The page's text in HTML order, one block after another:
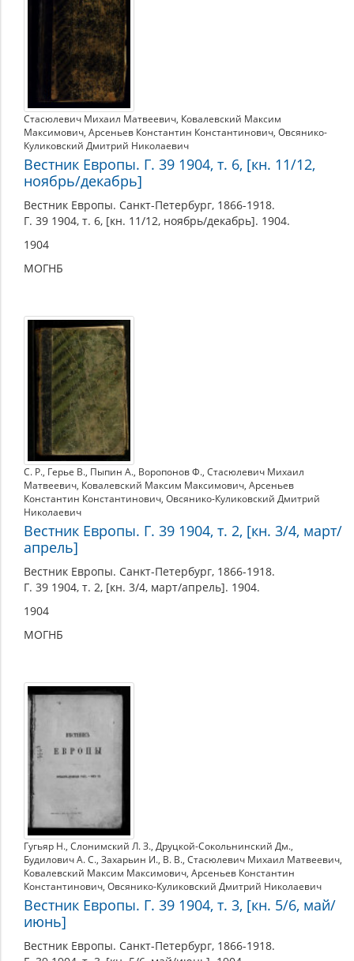
Стасюлевич Михаил Матвеевич, Ковалевский Максим
Максимович, Арсеньев Константин Константинович, Овсянико-
Куликовский Дмитрий Николаевич
Вестник Европы. Г. 39 1904, т. 6, [кн. 11/12,
ноябрь/декабрь]
Вестник Европы. Санкт-Петербург, 1866-1918.
Г. 39 1904, т. 6, [кн. 11/12, ноябрь/декабрь]. 1904.
1904
МОГНБ
С. Р., Герье В., Пыпин А., Воропонов Ф., Стасюлевич Михаил
Матвеевич, Ковалевский Максим Максимович, Арсеньев
Константин Константинович, Овсянико-Куликовский Дмитрий
Николаевич
Вестник Европы. Г. 39 1904, т. 2, [кн. 3/4, март/
апрель]
Вестник Европы. Санкт-Петербург, 1866-1918.
Г. 39 1904, т. 2, [кн. 3/4, март/апрель]. 1904.
1904
МОГНБ
Гугьяр Н., Слонимский Л. З., Друцкой-Сокольнинский Дм.,
Будилович А. С., Захарьин И., В. В., Стасюлевич Михаил Матвеевич,
Ковалевский Максим Максимович, Арсеньев Константин
Константинович, Овсянико-Куликовский Дмитрий Николаевич
Вестник Европы. Г. 39 1904, т. 3, [кн. 5/6, май/
июнь]
Вестник Европы. Санкт-Петербург, 1866-1918.